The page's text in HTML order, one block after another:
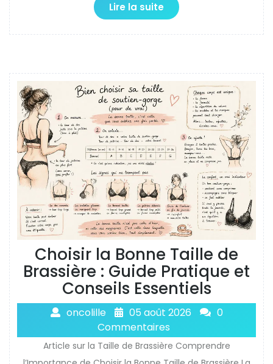
Lire la suite
Choisir la Bonne Taille de
Brassière : Guide Pratique et
Conseils Essentiels
oncolille 05 août 2026
0
Commentaires
Article sur la Taille de Brassière Comprendre